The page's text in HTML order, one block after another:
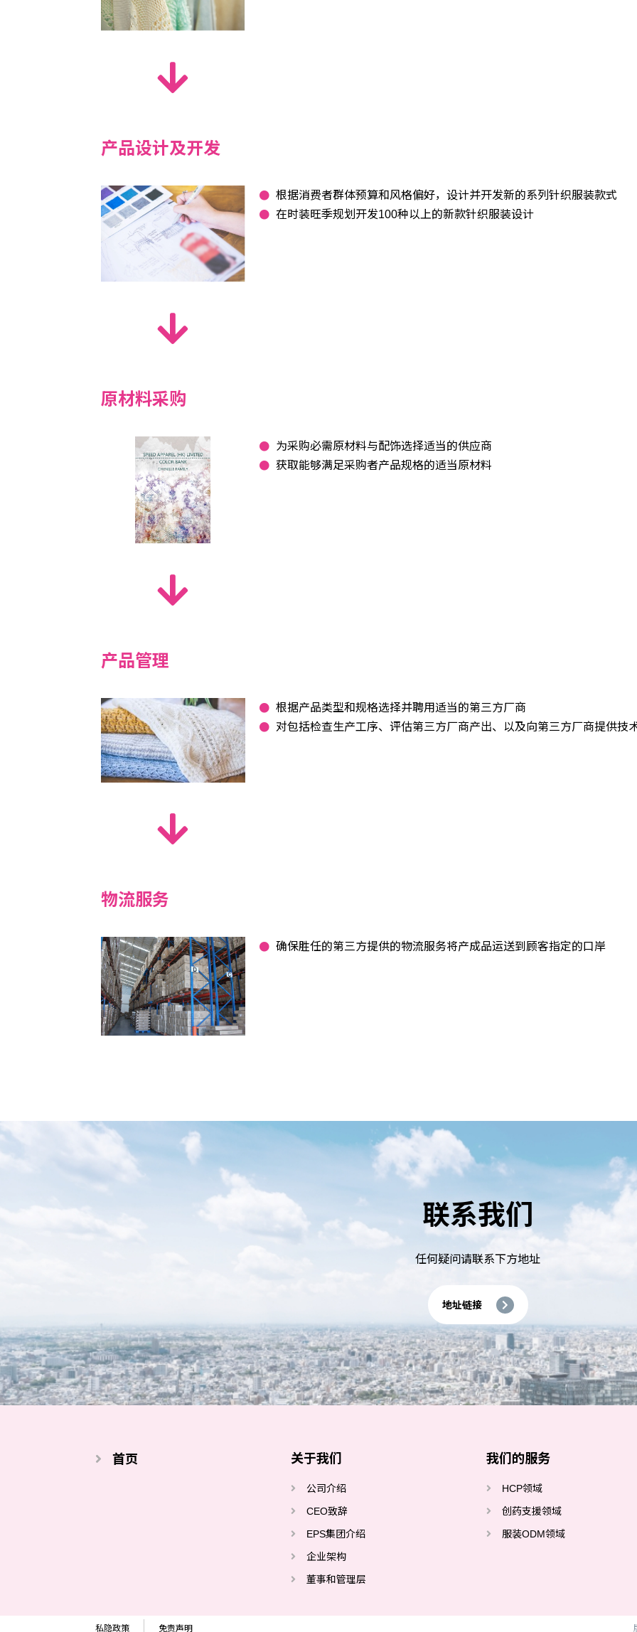
产品设计及开发
根据消费者群体预算和风格偏好，设计并开发新的系列针织服装款式
在时装旺季规划开发100种以上的新款针织服装设计
原材料采购
为采购必需原材料与配饰选择适当的供应商
获取能够满足采购者产品规格的适当原材料
产品管理
根据产品类型和规格选择并聘⽤适当的第三⽅厂商
对包括检查⽣产⼯序、评估第三⽅厂商产出、以及向第三⽅厂商提供技
物流服务
确保胜任的第三⽅提供的物流服务将产成品运送到顾客指定的口岸
联系我们
任何疑问请联系下⽅地址
地址链接
首页 关于我们
公司介绍
CEO致辞
EPS集团介绍
企业架构
董事和管理层
我们的服务
HCP领域
创药支援领域
服装ODM领域
私隐政策 免责声明